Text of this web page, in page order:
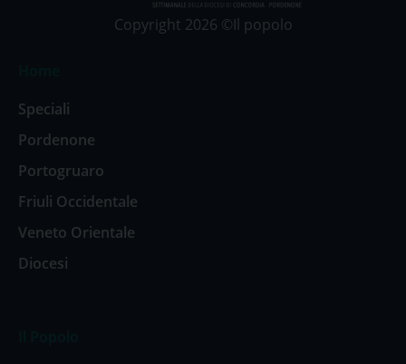
Copyright 2026 ©Il popolo
Speciali
Pordenone
Portogruaro
Friuli Occidentale
Veneto Orientale
Diocesi